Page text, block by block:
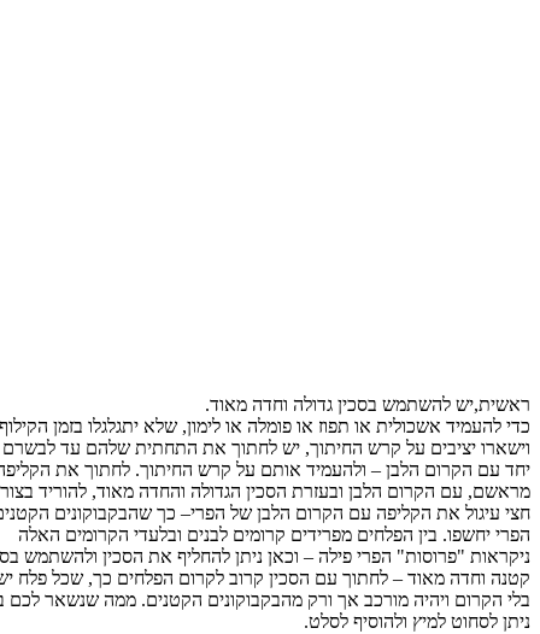
להשתמש בסכין גדולה וחדה מאוד.
להעמיד אשכולית או תפוז או פומלה או לימון, שלא יתגלגלו בזמן הקילוף
יציבים על קרש החיתוך, יש לחתוך את התחתית שלהם עד לבשרם –
עם הקרום הלבן – ולהעמיד אותם על קרש החיתוך. לחתוך את הקליפה גם
עם הקרום הלבן ובעזרת הסכין הגדולה והחדה מאוד, להוריד בצורת
עיגול את הקליפה עם הקרום הלבן של הפרי– כך שהבקבוקונים הקטנים של
יחשפו. בין הפלחים מפרידים קרומים לבנים ובלעדי הקרומים האלה
"פרוסות" הפרי פילה – וכאן ניתן להחליף את הסכין ולהשתמש בסכין
וחדה מאוד – לחתוך עם הסכין קרוב לקרום הפלחים כך, שכל פלח ישאר
הקרום ויהיה מורכב אך ורק מהבקבוקונים הקטנים. ממה שנשאר לכם ביד
לסחוט למיץ ולהוסיף לסלט.